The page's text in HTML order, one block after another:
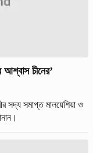
আশ্বাস চীনের’
সদ্য সমাপ্ত মালয়েশিয়া ও